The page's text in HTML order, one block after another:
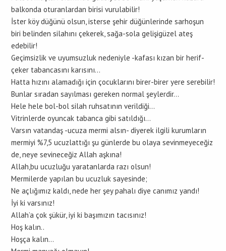
balkonda oturanlardan birisi vurulabilir!
İster köy düğünü olsun, isterse şehir düğünlerinde sarhoşun
biri belinden silahını çekerek, sağa-sola gelişigüzel ateş
edebilir!
Geçimsizlik ve uyumsuzluk nedeniyle -kafası kızan bir herif-
çeker tabancasını karısını…
Hatta hızını alamadığı için çocuklarını birer-birer yere serebilir!
Bunlar sıradan sayılması gereken normal şeylerdir…
Hele hele bol-bol silah ruhsatının verildiği…
Vitrinlerde oyuncak tabanca gibi satıldığı…
Varsın vatandaş -ucuza mermi alsın- diyerek ilgili kurumların
mermiyi %7,5 ucuzlattığı şu günlerde bu olaya sevinmeyeceğiz
de, neye sevineceğiz Allah aşkına!
Allah,bu ucuzluğu yaratanlarda razı olsun!
Mermilerde yapılan bu ucuzluk sayesinde;
Ne açlığımız kaldı, nede her şey pahalı diye canımız yandı!
İyi ki varsınız!
Allah’a çok şükür, iyi ki başımızın tacısınız!
Hoş kalın..
Hoşça kalın…